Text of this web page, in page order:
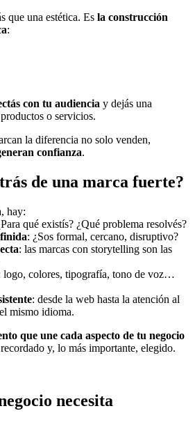
que una estética. Es la construcción
:
con tu audiencia y dejás una
o servicios.
la diferencia no solo venden,
confianza.
de una marca fuerte?
hay:
qué existís? ¿Qué problema resolvés?
: ¿Sos formal, cercano, disruptivo?
: las marcas con storytelling son las
logo, colores, tipografía, tono de voz…
: desde la web hasta la atención al
mismo idioma.
que une cada aspecto de tu negocio
y, lo más importante, elegido.
necesita